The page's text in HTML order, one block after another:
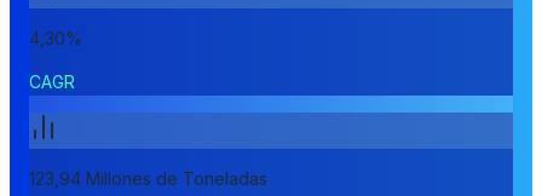
4,30%
CAGR
123,94 Millones de Toneladas